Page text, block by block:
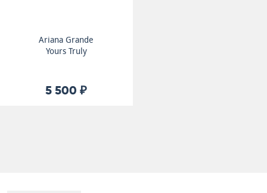
Ariana Grande
Yours Truly
5 500 ₽